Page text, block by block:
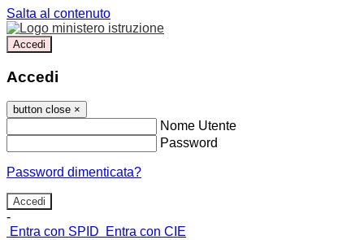
Salta al contenuto
Accedi
Accedi
button close ×
Nome Utente
Password
Password dimenticata?
-
Entra con SPID
Entra con CIE